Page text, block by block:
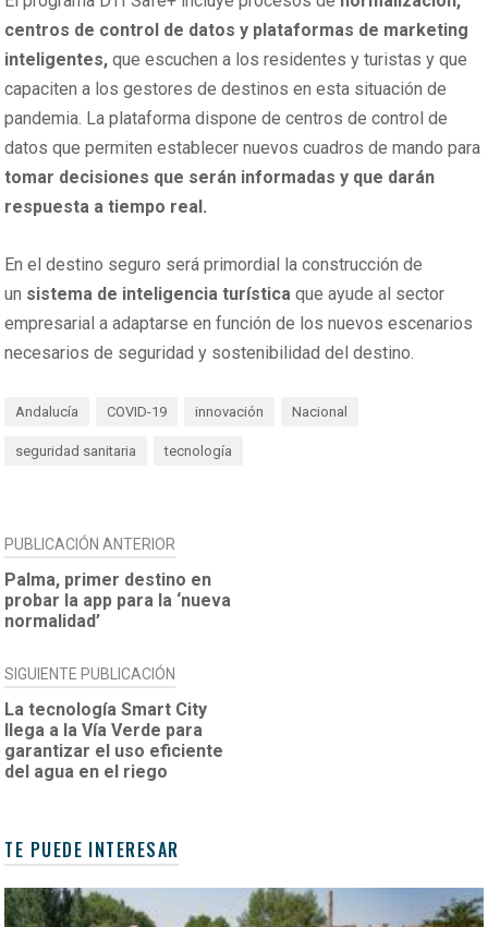
centros de control de datos y plataformas de marketing
inteligentes, que escuchen a los residentes y turistas y que
capaciten a los gestores de destinos en esta situación de
pandemia. La plataforma dispone de centros de control de
datos que permiten establecer nuevos cuadros de mando para
tomar decisiones que serán informadas y que darán
respuesta a tiempo real.
En el destino seguro será primordial la construcción de
un sistema de inteligencia turística que ayude al sector
empresarial a adaptarse en función de los nuevos escenarios
necesarios de seguridad y sostenibilidad del destino.
Andalucía COVID-19 innovación Nacional
seguridad sanitaria tecnología
NAVEGACIÓN
DE
ENTRADAS
PUBLICACIÓN ANTERIOR
Palma, primer destino en
probar la app para la ‘nueva
normalidad’
SIGUIENTE PUBLICACIÓN
La tecnología Smart City
llega a la Vía Verde para
garantizar el uso eficiente
del agua en el riego
TE PUEDE INTERESAR